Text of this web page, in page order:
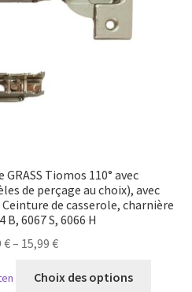
Tiomos 110° avec
de perçage au choix), avec
de casserole, charnière
B, 6067 S, 6066 H
€– 15,99 €
Choix des options